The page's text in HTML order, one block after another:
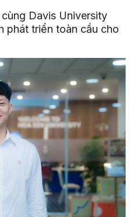
Davis University
phát triển toàn cầu cho